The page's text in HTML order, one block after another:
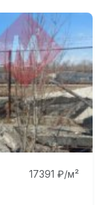
17391 ₽/м²